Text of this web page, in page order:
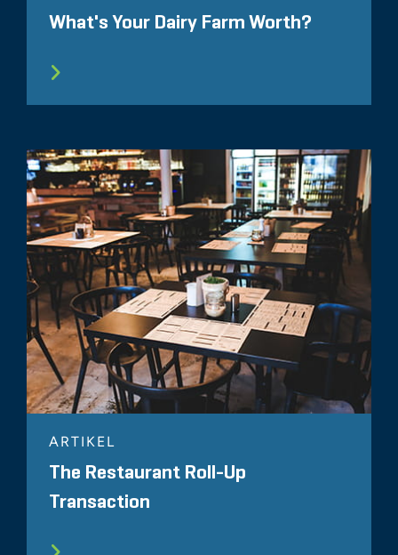
What's Your Dairy Farm Worth?
ARTIKEL
The Restaurant Roll-Up
Transaction